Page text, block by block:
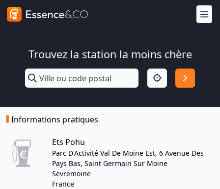
Trouvez la station la moins chère
Informations pratiques
Ets Pohu
Parc D'Activité Val De Moine Est, 6 Avenue Des
Pays Bas, Saint Germain Sur Moine
Sevremoine
France